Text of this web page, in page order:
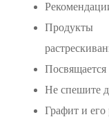
Не спешите
Графит и его